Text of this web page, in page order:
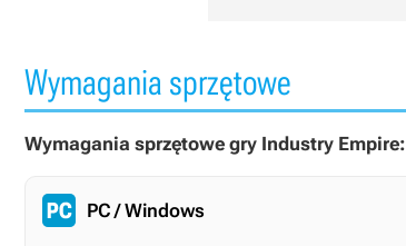
Wymagania sprzętowe
Wymagania sprzętowe gry Industry Empire:
PC / Windows